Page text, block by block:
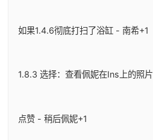
如果1.4.6彻底打扫了浴缸 - 南希+1
1.8.3 选择：查看佩妮在Ins上的照片
点赞 - 稍后佩妮+1